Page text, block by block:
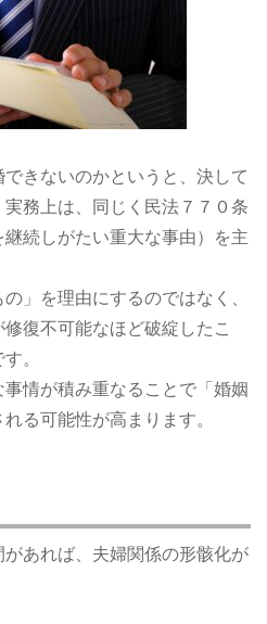
きないのかというと、決して
務上は、同じく民法７７０条
続しがたい重大な事由）を主
」を理由にするのではなく、
修復不可能なほど破綻したこ
。
情が積み重なることで「婚姻
る可能性が高まります。
があれば、夫婦関係の形骸化が